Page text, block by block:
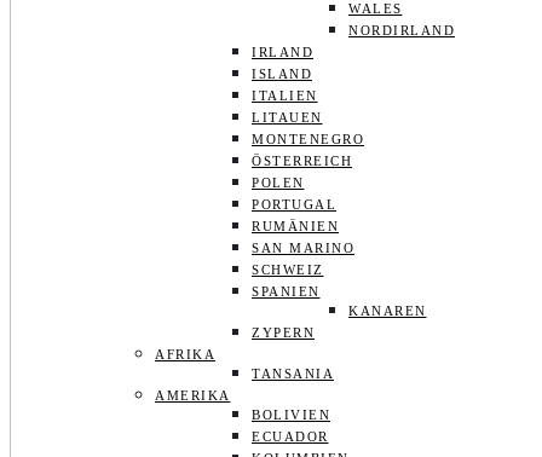
WALES
NORDIRLAND
IRLAND
ISLAND
ITALIEN
LITAUEN
MONTENEGRO
ÖSTERREICH
POLEN
PORTUGAL
RUMÄNIEN
SAN MARINO
SCHWEIZ
SPANIEN
KANAREN
ZYPERN
AFRIKA
TANSANIA
AMERIKA
BOLIVIEN
ECUADOR